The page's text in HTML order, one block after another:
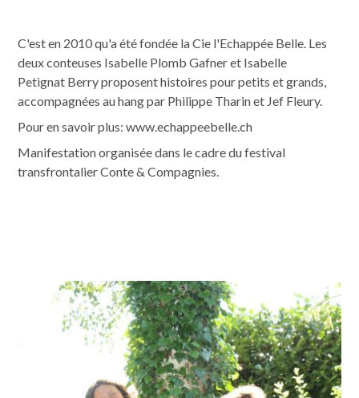
C'est en 2010 qu'a été fondée la Cie l'Echappée Belle. Les
deux conteuses Isabelle Plomb Gafner et Isabelle
Petignat Berry proposent histoires pour petits et grands,
accompagnées au hang par Philippe Tharin et Jef Fleury.
Pour en savoir plus: www.echappeebelle.ch
Manifestation organisée dans le cadre du festival
transfrontalier Conte & Compagnies.